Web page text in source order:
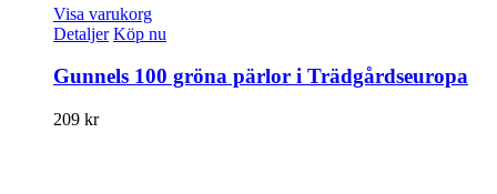
Visa varukorg
Detaljer Köp nu
Gunnels 100 gröna pärlor i Trädgårdseuropa
209 kr